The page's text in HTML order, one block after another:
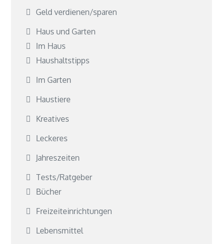
Geld verdienen/sparen
Haus und Garten
Im Haus
Haushaltstipps
Im Garten
Haustiere
Kreatives
Leckeres
Jahreszeiten
Tests/Ratgeber
Bücher
Freizeiteinrichtungen
Lebensmittel